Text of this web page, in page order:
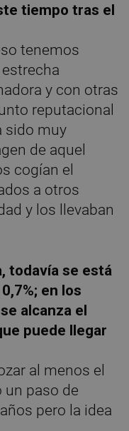
tiempo tras el
tenemos
y con otras
reputacional
sido muy
de aquel
cogían el
a otros
y los llevaban
todavía se está
en los
alcanza el
puede llegar
al menos el
un paso de
pero la idea